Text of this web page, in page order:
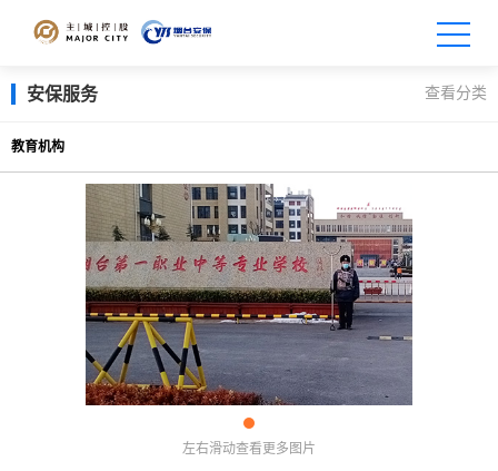
安保服务 查看分类
教育机构
左右滑动查看更多图片